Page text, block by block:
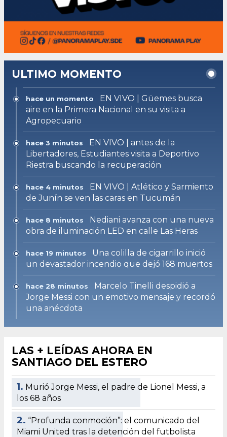
ULTIMO MOMENTO
hace un momento
EN VIVO | Güemes busca
aire en la Primera Nacional en su visita a
Agropecuario
hace 3 minutos
EN VIVO | antes de la
Libertadores, Estudiantes visita a Deportivo
Riestra buscando la recuperación
hace 4 minutos
EN VIVO | Atlético y Sarmiento
de Junín se ven las caras en Tucumán
hace 8 minutos
Nediani avanza con una nueva
obra de iluminación LED en calle Las Heras
hace 19 minutos
Una colilla de cigarrillo inició
un devastador incendio que dejó 168 muertos
hace 28 minutos
Marcelo Tinelli despidió a
Jorge Messi con un emotivo mensaje y recordó
una anécdota
LAS + LEÍDAS AHORA EN
SANTIAGO DEL ESTERO
1. Murió Jorge Messi, el padre de Lionel Messi, a
los 68 años
2. “Profunda conmoción”: el comunicado del
Miami United tras la detención del futbolista